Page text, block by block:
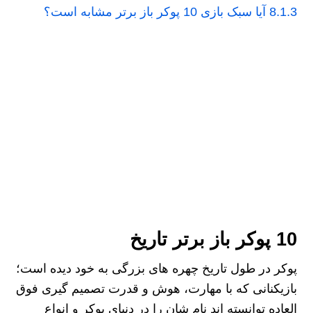
8.1.3 آیا سبک بازی 10 پوکر باز برتر مشابه است؟
10 پوکر باز برتر تاریخ
پوکر در طول تاریخ چهره‌ های بزرگی به خود دیده است؛
بازیکنانی که با مهارت، هوش و قدرت تصمیم‌ گیری فوق‌
العاده توانسته‌ اند نام شان را در دنیای پوکر و انواع